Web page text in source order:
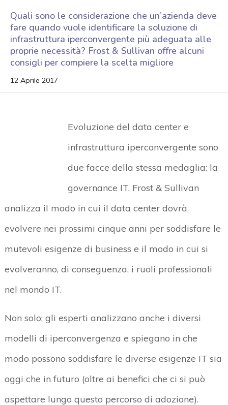
Quali sono le considerazione che un’azienda deve
fare quando vuole identificare la soluzione di
infrastruttura iperconvergente più adeguata alle
proprie necessità? Frost & Sullivan offre alcuni
consigli per compiere la scelta migliore
12 Aprile 2017
Evoluzione del data center e
infrastruttura iperconvergente sono
due facce della stessa medaglia: la
governance IT. Frost & Sullivan
analizza il modo in cui il data center dovrà
evolvere nei prossimi cinque anni per soddisfare le
mutevoli esigenze di business e il modo in cui si
evolveranno, di conseguenza, i ruoli professionali
nel mondo IT.
Non solo: gli esperti analizzano anche i diversi
modelli di iperconvergenza e spiegano in che
modo possono soddisfare le diverse esigenze IT sia
oggi che in futuro (oltre ai benefici che ci si può
aspettare lungo questo percorso di adozione).